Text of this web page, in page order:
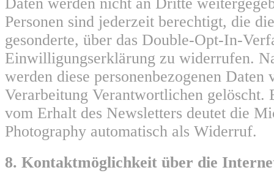
Personen sind jederzeit berechtigt, die
gesonderte, über das Double-Opt-In-
Einwilligungserklärung zu widerrufen.
werden diese personenbezogenen Daten
Verarbeitung Verantwortlichen gelöscht.
vom Erhalt des Newsletters deutet die
Photography automatisch als Widerruf.
8. Kontaktmöglichkeit über die